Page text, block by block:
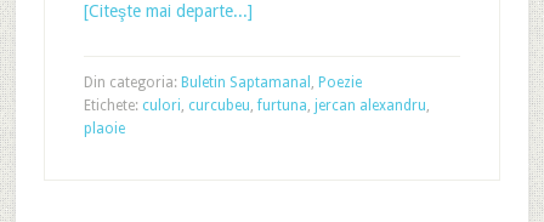
[Citeşte mai departe...]
Din categoria: Buletin Saptamanal , Poezie
Etichete: culori, curcubeu,furtuna, jercan alexandru,
plaoie